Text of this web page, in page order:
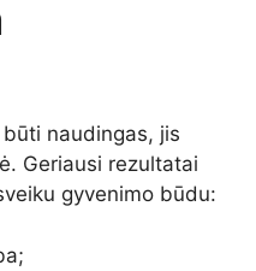
būti naudingas, jis
Geriausi rezultatai
gyvenimo būdu: